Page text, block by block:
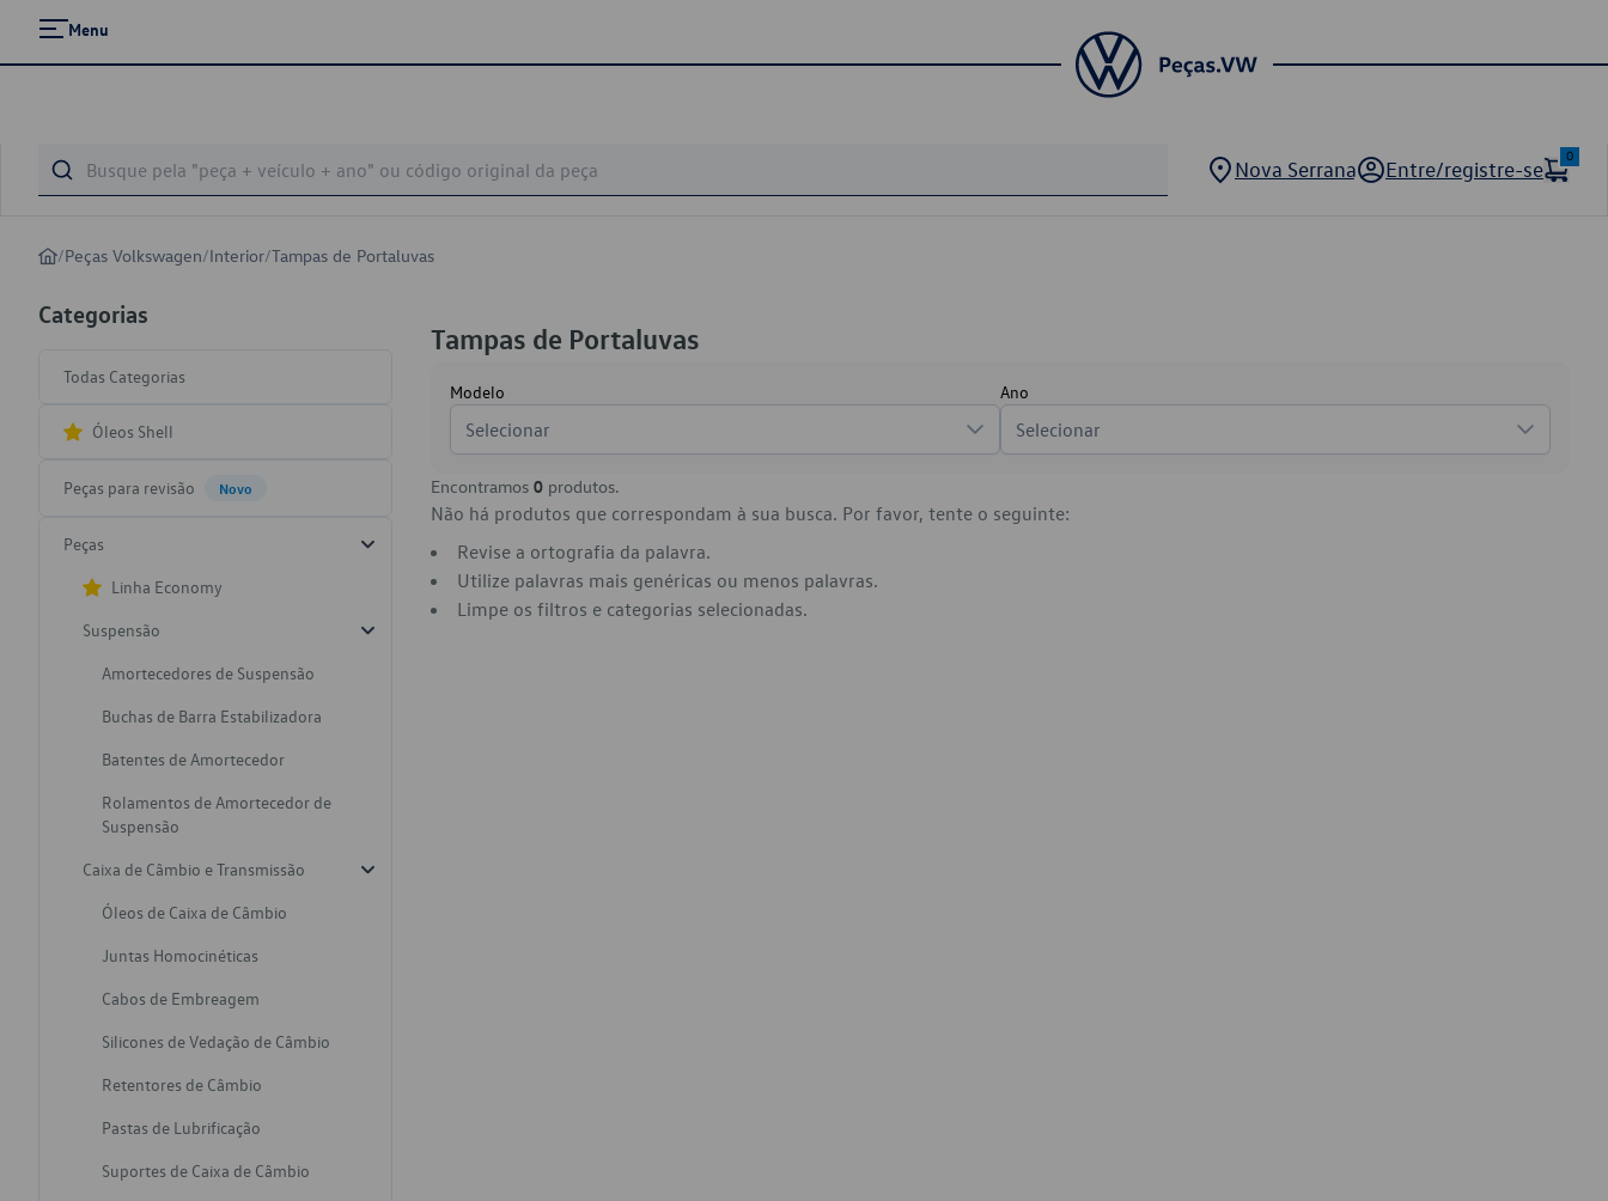
Menu
Nova Serrana Entre/registre-se
0
/Peças Volkswagen/Interior/Tampas de Portaluvas
Categorias
Todas Categorias
Óleos Shell
Peças para revisão Novo
Peças
Linha Economy
Suspensão
Amortecedores de Suspensão
Buchas de Barra Estabilizadora
Batentes de Amortecedor
Rolamentos de Amortecedor de
Suspensão
Caixa de Câmbio e Transmissão
Óleos de Caixa de Câmbio
Juntas Homocinéticas
Cabos de Embreagem
Silicones de Vedação de Câmbio
Retentores de Câmbio
Pastas de Lubrificação
Suportes de Caixa de Câmbio
Tampas de Portaluvas
Modelo
Selecionar
Ano
Selecionar
Encontramos 0 produtos.
Não há produtos que correspondam à sua busca. Por favor, tente o seguinte:
Revise a ortografia da palavra.
Utilize palavras mais genéricas ou menos palavras.
Limpe os filtros e categorias selecionadas.